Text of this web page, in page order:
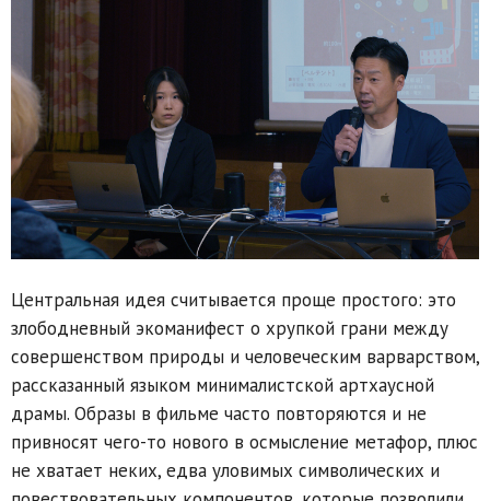
Центральная идея считывается проще простого: это
злободневный экоманифест о хрупкой грани между
совершенством природы и человеческим варварством,
рассказанный языком минималистской артхаусной
драмы. Образы в фильме часто повторяются и не
привносят чего-то нового в осмысление метафор, плюс
не хватает неких, едва уловимых символических и